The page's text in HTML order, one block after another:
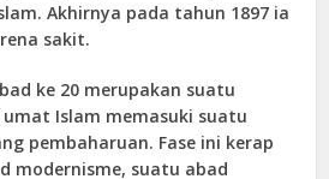
Akhirnya pada tahun 1897 ia
sakit.
ke 20 merupakan suatu
Islam memasuki suatu
pembaharuan. Fase ini kerap
modernisme, suatu abad